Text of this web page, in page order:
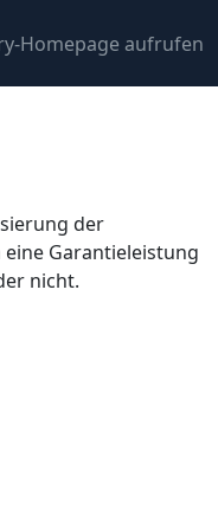
Homepage aufrufen
der
Garantieleistung
nicht.